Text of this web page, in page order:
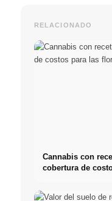
RELACIONADO
Cannabis con
cobertura de